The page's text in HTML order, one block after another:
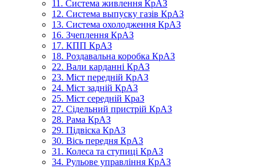
11. Система живлення КрАЗ
12. Система выпуску газів КрАЗ
13. Система охолодження КрАЗ
16. Зчеплення КрАЗ
17. КПП КрАЗ
18. Роздавальна коробка КрАЗ
22. Вали карданні КрАЗ
23. Міст передній КрАЗ
24. Міст задній КрАЗ
25. Міст середній КраЗ
27. Сідельний пристрій КрАЗ
28. Рама КрАЗ
29. Підвіска КрАЗ
30. Вісь передня КрАЗ
31. Колеса та ступиці КрАЗ
34. Рульове управління КрАЗ